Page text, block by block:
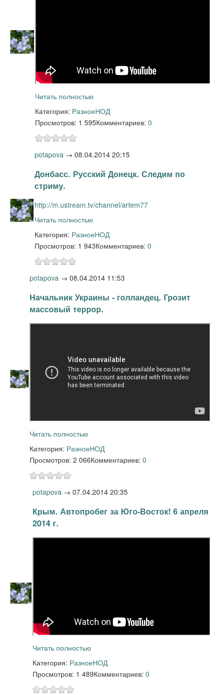
Читать полностью
Категория: РазноеНОД
Просмотров: 1 595Комментариев: 0
potapova → 08.04.2014 20:15
Донбасс. Русский Донецк. Следим по
стриму.
http://m.ustream.tv/channel/artem77
Читать полностью
Категория: РазноеНОД
Просмотров: 1 943Комментариев: 0
potapova → 08.04.2014 11:53
Начальник Украины - голландец. Грозит
массовый террор.
Читать полностью
Категория: РазноеНОД
Просмотров: 2 066Комментариев: 0
potapova → 07.04.2014 20:35
Крым. Автопробег за Юго-Восток! 6 апреля
2014 г.
Читать полностью
Категория: РазноеНОД
Просмотров: 1 489Комментариев: 0